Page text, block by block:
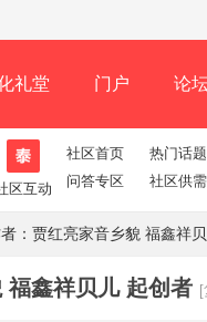
礼堂 门户 论
享 记录 排行榜
区互动
社区首页 热门话题
问答专区
社区供需
者：贾红亮家音乡貌 福鑫祥贝
福鑫祥贝儿 起创者